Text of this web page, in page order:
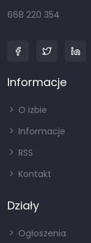
668 220 354
Informacje
O izbie
Informacje
RSS
Kontakt
Działy
Ogłoszenia